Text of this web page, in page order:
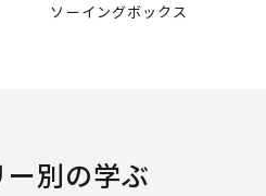
ソーイングボックス
別の学ぶ